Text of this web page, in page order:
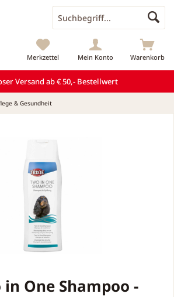
Versand ab € 50,- Bestellwert
Warenkorb
Merkzettel Mein Konto
& Gesundheit
One Shampoo -